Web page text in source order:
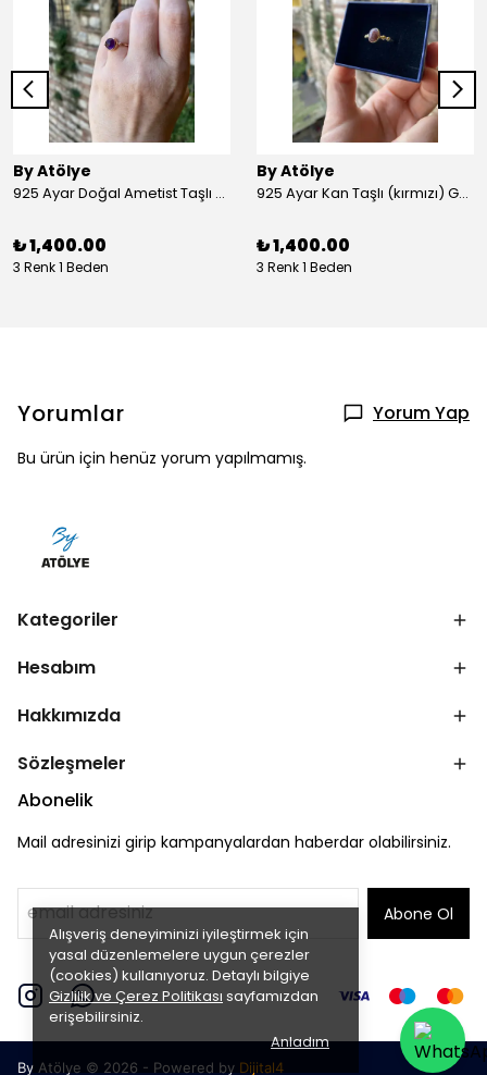
Alışveriş deneyiminizi iyileştirmek için
yasal düzenlemelere uygun çerezler
(cookies) kullanıyoruz. Detaylı bilgiye
Gizlilik ve Çerez Politikası sayfamızdan
erişebilirsiniz.
Anladım
By Atölye
925 Ayar Doğal Ametist Taşlı Yuvarlak Gümüş Yüzük
₺ 1,400.00
3 Renk 1 Beden
By Atölye
925 Ayar Kan Taşlı (kırmızı) Gümüş Yüzük
₺ 1,400.00
3 Renk 1 Beden
Yorumlar Yorum Yap
Bu ürün için henüz yorum yapılmamış.
Kategoriler
Hesabım
Hakkımızda
Sözleşmeler
Abonelik
Mail adresinizi girip kampanyalardan haberdar olabilirsiniz.
Abone Ol
By Atölye © 2026 - Powered by Dijital4